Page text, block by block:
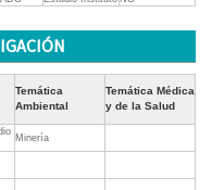
Temática
Ambiental
Temática Médica
y de la Salud
Minería